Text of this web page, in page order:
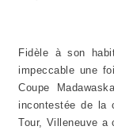
Fidèle à son
impeccable une
Coupe
incontestée de la
Tour, Villeneuve a